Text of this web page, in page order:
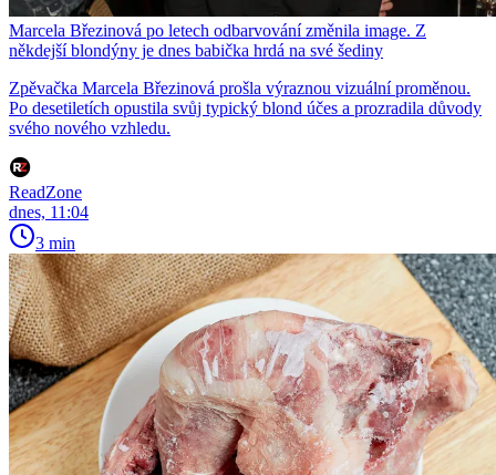
Marcela Březinová po letech odbarvování změnila image. Z
někdejší blondýny je dnes babička hrdá na své šediny
Zpěvačka Marcela Březinová prošla výraznou vizuální proměnou.
Po desetiletích opustila svůj typický blond účes a prozradila důvody
svého nového vzhledu.
ReadZone
dnes, 11:04
3 min